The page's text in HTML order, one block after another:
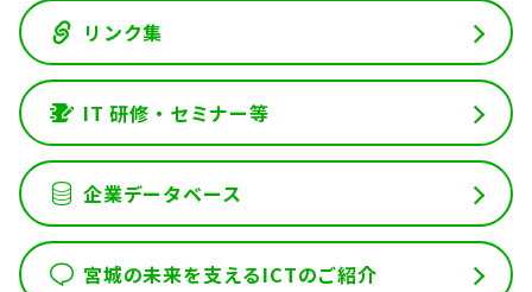
リンク集
IT 研修・セミナー等
企業データベース
宮城の未来を支えるICTのご紹介